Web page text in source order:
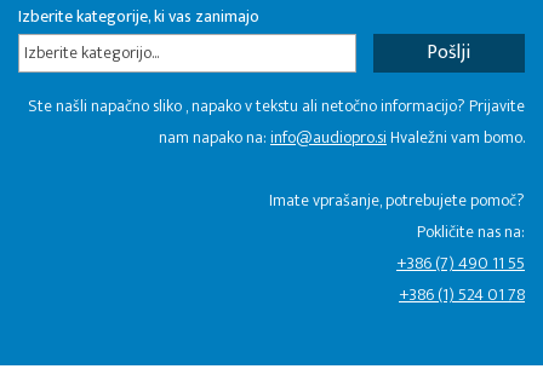
Izberite kategorije, ki vas zanimajo
Izberite kategorijo...
Ste našli napačno sliko , napako v tekstu ali netočno informacijo? Prijavite
nam napako na:info@audiopro.siHvaležni vam bomo.
Imate vprašanje, potrebujete pomoč?
Pokličite nas na:
+386 (7) 490 11 55
+386 (1) 524 01 78